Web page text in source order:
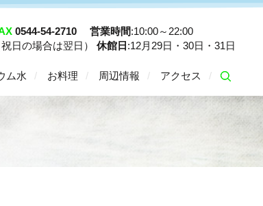
0544-54-2710 営業時間:10:00～22:00
日の場合は翌日） 休館日 :12月29日・30日・31日
ム水 お料理 周辺情報 アクセス